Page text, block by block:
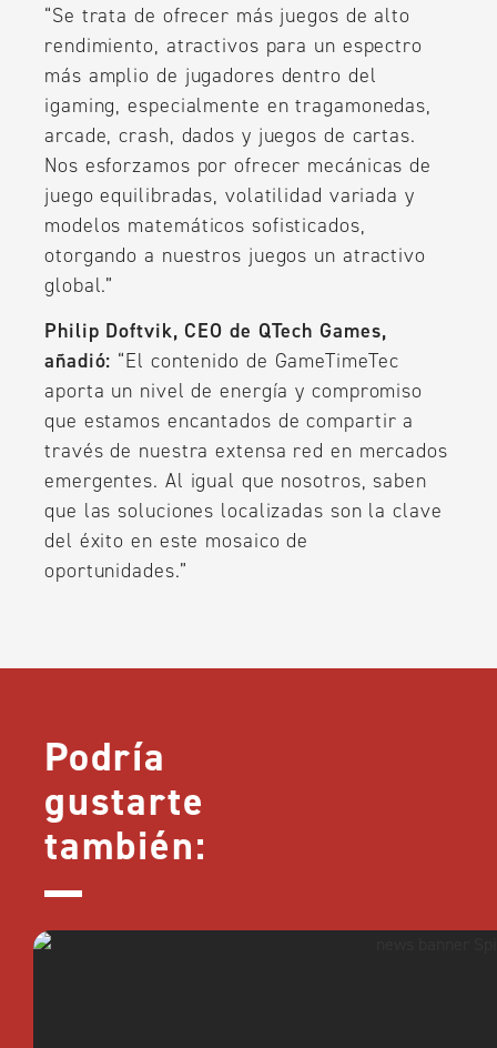
“Se trata de ofrecer más juegos de alto
rendimiento, atractivos para un espectro
más amplio de jugadores dentro del
igaming, especialmente en tragamonedas,
arcade, crash, dados y juegos de cartas.
Nos esforzamos por ofrecer mecánicas de
juego equilibradas, volatilidad variada y
modelos matemáticos sofisticados,
otorgando a nuestros juegos un atractivo
global.”
Philip Doftvik, CEO de QTech Games,
añadió: “El contenido de GameTimeTec
aporta un nivel de energía y compromiso
que estamos encantados de compartir a
través de nuestra extensa red en mercados
emergentes. Al igual que nosotros, saben
que las soluciones localizadas son la clave
del éxito en este mosaico de
oportunidades.”
Podría
gustarte
también: